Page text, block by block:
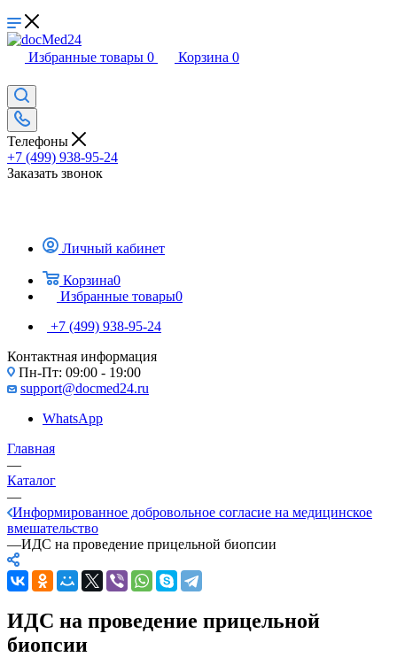
Избранные товары 0 Корзина 0
Телефоны
+7 (499) 938-95-24
Заказать звонок
Личный кабинет
Корзина0
Избранные товары0
+7 (499) 938-95-24
Контактная информация
Пн-Пт: 09:00 - 19:00
support@docmed24.ru
WhatsApp
Главная
—
Каталог
—
Информированное добровольное согласие на медицинское
вмешательство
—ИДС на проведение прицельной биопсии
ИДС на проведение прицельной
биопсии